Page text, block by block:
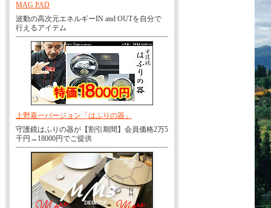
MAG PAD
波動の高次元エネルギーIN and OUTを自分で
行えるアイテム
上野嘉一バージョン「はふりの器」
守護鏡はふりの器が【割引期間】会員価格2万5
千円→18000円でご提供